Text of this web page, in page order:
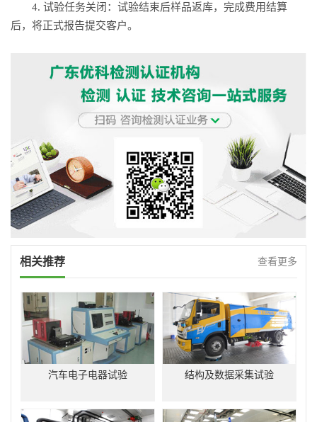
4. 试验任务关闭：试验结束后样品返库，完成费用结算
后，将正式报告提交客户。
相关推荐 查看更多
汽车电子电器试验 结构及数据采集试验